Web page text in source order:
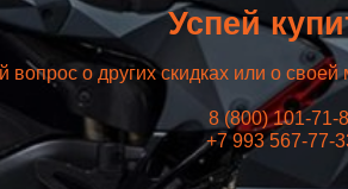
Успей
вопрос о других скидках или о
8 (800) 101-71-
+7 993 567-77-